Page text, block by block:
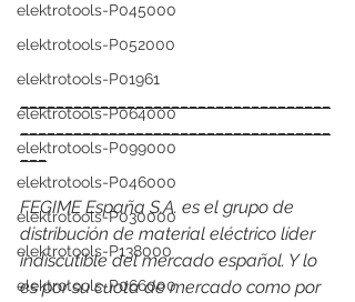
elektrotools-P045000
elektrotools-P052000
elektrotools-P01961
elektrotools-P064000
elektrotools-P099000
elektrotools-P046000
elektrotools-P030000
elektrotools-P138000
elektrotools-P066000
___________________________________
___
FEGIME España S.A. es el grupo de
distribución de material eléctrico líder
indiscutible del mercado español. Y lo
es por su cuota de mercado como por